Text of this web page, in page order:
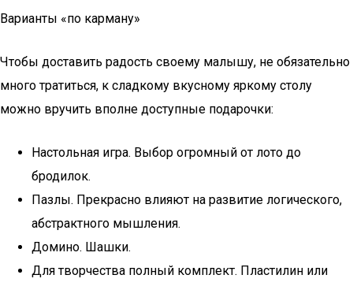
Варианты «по карману»
Чтобы доставить радость своему малышу, не обязательно
много тратиться, к сладкому вкусному яркому столу
можно вручить вполне доступные подарочки:
Настольная игра. Выбор огромный от лото до
бродилок.
Пазлы. Прекрасно влияют на развитие логического,
абстрактного мышления.
Домино. Шашки.
Для творчества полный комплект. Пластилин или